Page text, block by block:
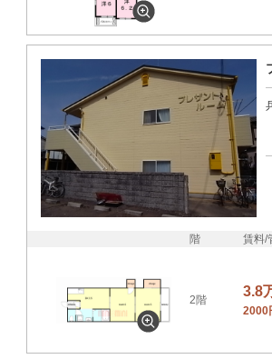
階 賃料/
2階
3.8
2000